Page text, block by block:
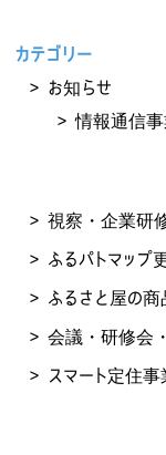
カテゴリー
お知らせ
情報通信
視察・企業研
ふるパトマップ
ふるさと屋の
会議・研修会
スマート定住